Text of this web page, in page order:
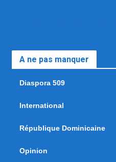
A ne pas manquer
Diaspora 509
International
République Dominicaine
Opinion